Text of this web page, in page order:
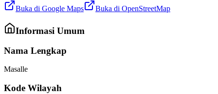
Buka di Google Maps
Buka di OpenStreetMap
Informasi Umum
Nama Lengkap
Masalle
Kode Wilayah